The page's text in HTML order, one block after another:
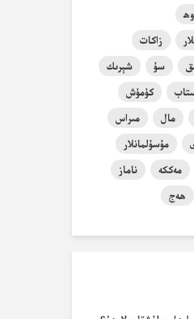
زاكات
سۇ
شېرىك
كۈمۈش
مال
مىراس
مۇسۇلمانلار
مەككە
ناماز
ھەج